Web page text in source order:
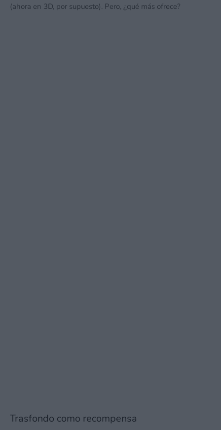
(ahora en 3D, por supuesto). Pero, ¿qué más ofrece?
Trasfondo como recompensa